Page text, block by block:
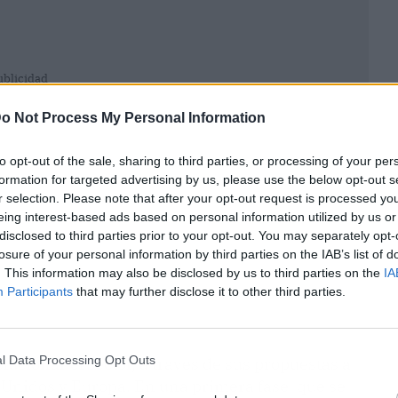
Not Process My Personal Information
opt-out of the sale, sharing to third parties, or processing of your
for targeted advertising by us, please use the below opt-out
selection. Please note that after your opt-out request is processed
interest-based ads based on personal information utilized by us
to third parties prior to your opt-out. You may separately
of your personal information by third parties on the IAB’s list of
This information may also be disclosed by us to third parties on the
Participants that may further disclose it to other third parties.
Data Processing Opt Outs
el sector, a través de sus propuestas a